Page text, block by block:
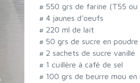
# 550 grs de farine (T55 ou
# 4 jaunes d'oeufs
# 220 ml de lait
# 50 grs de sucre en poudre
# 2 sachets de sucre vanillé
# 1 cuillère à café de sel
# 100 grs de beurre mou en